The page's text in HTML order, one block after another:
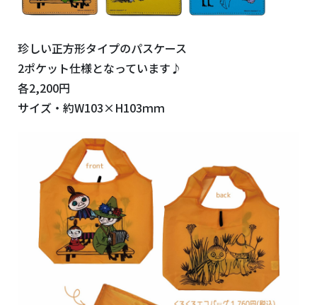
珍しい正方形タイプのパスケース
2ポケット仕様となっています♪
各2,200円
サイズ・約W103×H103ｍｍ